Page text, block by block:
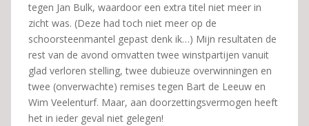
tegen Jan Bulk, waardoor een extra titel niet meer in
zicht was. (Deze had toch niet meer op de
schoorsteenmantel gepast denk ik…) Mijn resultaten de
rest van de avond omvatten twee winstpartijen vanuit
glad verloren stelling, twee dubieuze overwinningen en
twee (onverwachte) remises tegen Bart de Leeuw en
Wim Veelenturf. Maar, aan doorzettingsvermogen heeft
het in ieder geval niet gelegen!